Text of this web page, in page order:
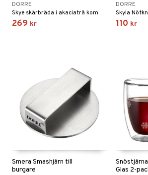
DORRE
Skye skärbräda i akaciaträ kombinerar slitstyrka med vacker struktur.
269 kr
DORRE
110 kr
Smera Smashjärn till
burgare
Glas 2-